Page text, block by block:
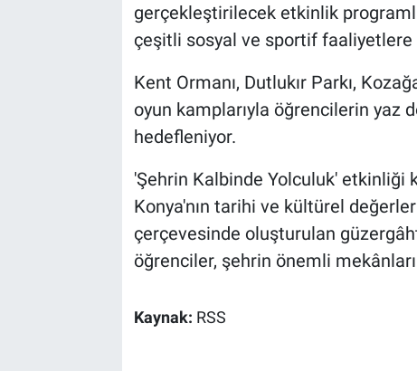
gerçekleştirilecek etkinlik
çeşitli sosyal ve sportif faaliyetlere
Kent Ormanı, Dutlukır Parkı,
oyun kamplarıyla öğrencilerin
hedefleniyor.
'Şehrin Kalbinde Yolculuk' etkinliği
Konya'nın tarihi ve kültürel
çerçevesinde oluşturulan
öğrenciler, şehrin önemli
Kaynak: RSS